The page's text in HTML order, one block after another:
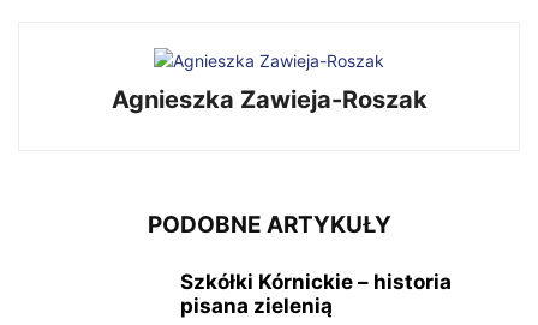
Agnieszka Zawieja-Roszak
PODOBNE ARTYKUŁY
Szkółki Kórnickie – historia
pisana zielenią